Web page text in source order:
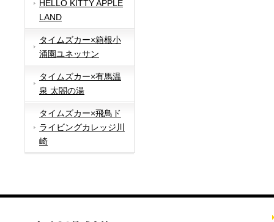
HELLO KITTY APPLE
LAND
タイムズカー×箱根小
涌園ユネッサン
タイムズカー×有馬温
泉 太閤の湯
タイムズカー×飛鳥ド
ライビングカレッジ川
崎